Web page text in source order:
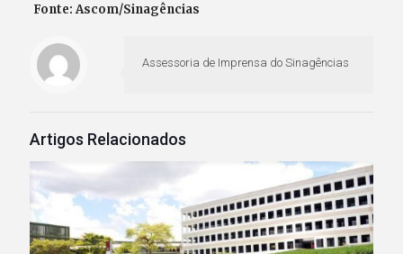
Fonte: Ascom/Sinagências
Assessoria de Imprensa do Sinagências
Artigos Relacionados